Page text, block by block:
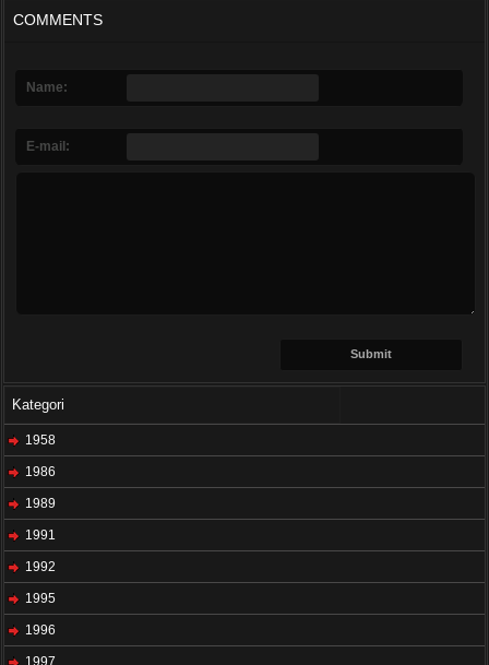
COMMENTS
Name:
E-mail:
Kategori
1958
1986
1989
1991
1992
1995
1996